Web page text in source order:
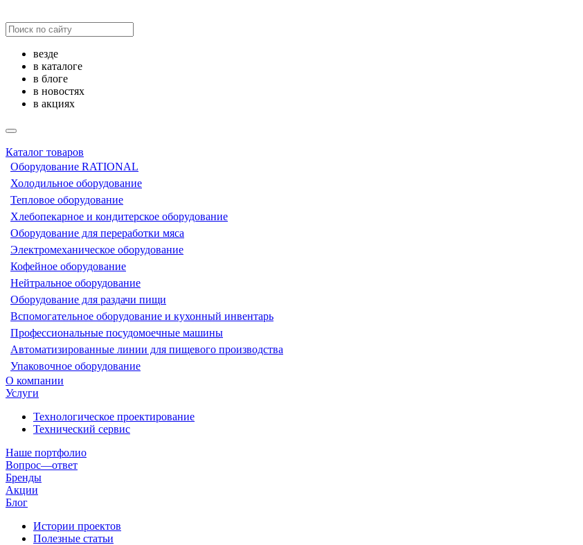
везде
в каталоге
в блоге
в новостях
в акциях
Каталог товаров
Оборудование RATIONAL
Холодильное оборудование
Тепловое оборудование
Хлебопекарное и кондитерское оборудование
Оборудование для переработки мяса
Электромеханическое оборудование
Кофейное оборудование
Нейтральное оборудование
Оборудование для раздачи пищи
Вспомогательное оборудование и кухонный инвентарь
Профессиональные посудомоечные машины
Автоматизированные линии для пищевого производства
Упаковочное оборудование
О компании
Услуги
Технологическое проектирование
Технический сервис
Наше портфолио
Вопрос—ответ
Бренды
Акции
Блог
Истории проектов
Полезные статьи